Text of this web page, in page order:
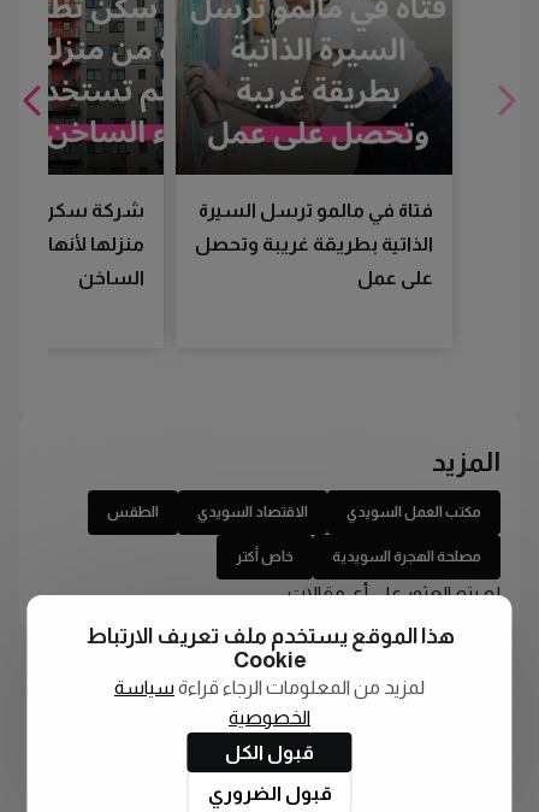
فتاة في مالمو ترسل السيرة
الذاتية بطريقة غريبة وتحصل
على عمل
شركة سكن
منزلها لأنها لم
الساخن
المزيد
مكتب العمل السويدي الاقتصاد السويدي الطقس
مصلحة الهجرة السويدية خاص أكتر
لم يتم العثور على أي مقالات
هذا الموقع يستخدم ملف تعريف الارتباط
Cookie
لمزيد من المعلومات الرجاء قراءة سياسة
الخصوصية
قبول الكل
قبول الضروري